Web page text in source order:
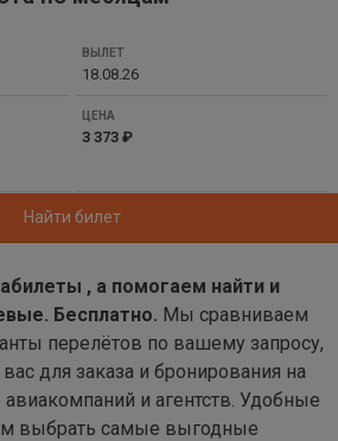
18.08.26
3 373 ₽
Найти билет
, а помогаем найти и
Бесплатно. Мы сравниваем
перелётов по вашему запросу,
для заказа и бронирования на
и агентств. Удобные
выбрать самые выгодные